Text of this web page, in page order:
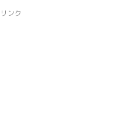
ンク